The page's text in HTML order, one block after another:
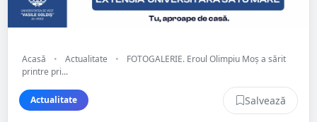
Acasă • Actualitate •
FOTOGALERIE. Eroul Olimpiu Moș a sărit
printre pri...
Actualitate Salvează